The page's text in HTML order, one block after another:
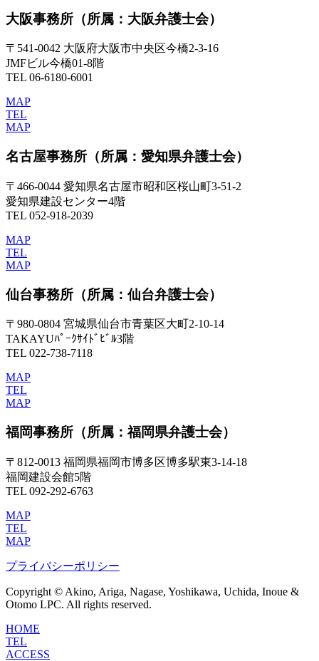
大阪事務所 （所属：大阪弁護士会）
〒541-0042 大阪府大阪市中央区今橋2-3-16
JMFビル今橋01-8階
TEL 06-6180-6001
MAP
TEL
MAP
名古屋事務所 （所属：愛知県弁護士会）
〒466-0044 愛知県名古屋市昭和区桜山町3-51-2
愛知県建設センター4階
TEL 052-918-2039
MAP
TEL
MAP
仙台事務所 （所属：仙台弁護士会）
〒980-0804 宮城県仙台市青葉区大町2-10-14
TAKAYUﾊﾟｰｸｻｲﾄﾞﾋﾞﾙ3階
TEL 022-738-7118
MAP
TEL
MAP
福岡事務所 （所属：福岡県弁護士会）
〒812-0013 福岡県福岡市博多区博多駅東3-14-18
福岡建設会館5階
TEL 092-292-6763
MAP
TEL
MAP
プライバシーポリシー
Copyright © Akino, Ariga, Nagase, Yoshikawa, Uchida, Inoue &
Otomo LPC. All rights reserved.
HOME
TEL
ACCESS